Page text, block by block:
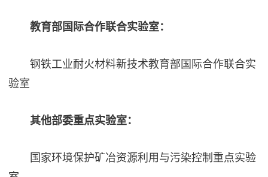
教育部国际合作联合实验室：
钢铁工业耐火材料新技术教育部国际合作联合实
验室
其他部委重点实验室：
国家环境保护矿冶资源利用与污染控制重点实验